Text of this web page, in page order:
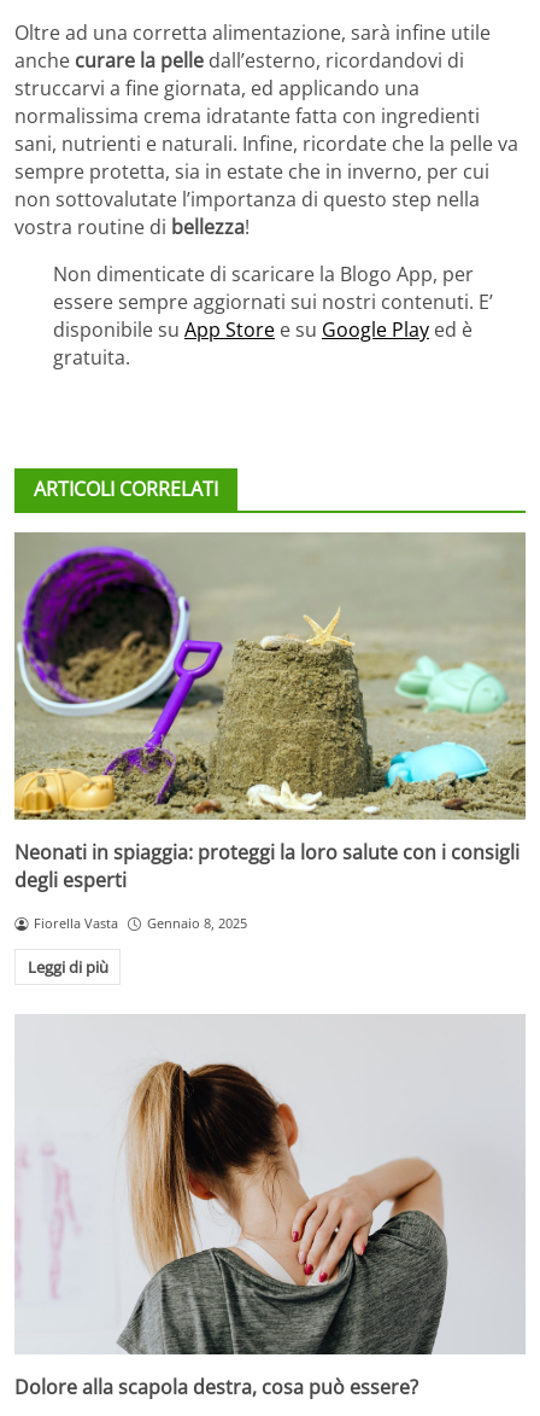
Oltre ad una corretta alimentazione, sarà infine utile
anche curare la pelle dall’esterno, ricordandovi di
struccarvi a fine giornata, ed applicando una
normalissima crema idratante fatta con ingredienti
sani, nutrienti e naturali. Infine, ricordate che la pelle va
sempre protetta, sia in estate che in inverno, per cui
non sottovalutate l’importanza di questo step nella
vostra routine di bellezza!
Non dimenticate di scaricare la Blogo App, per
essere sempre aggiornati sui nostri contenuti. E’
disponibile su App Store e su Google Play ed è
gratuita.
ARTICOLI CORRELATI
Neonati in spiaggia: proteggi la loro salute con i consigli
degli esperti
Fiorella Vasta Gennaio 8, 2025
Leggi di più
Dolore alla scapola destra, cosa può essere?